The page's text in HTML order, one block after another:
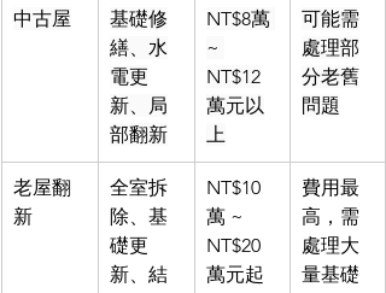
中古屋
基礎修
繕、水
電更
新、局
部翻新
NT$8萬
~
NT$12
萬元以
上
可能需
處理部
分老舊
問題
老屋翻
新
全室拆
除、基
礎更
新、結
NT$10
萬 ~
NT$20
萬元起
費用最
高，需
處理大
量基礎